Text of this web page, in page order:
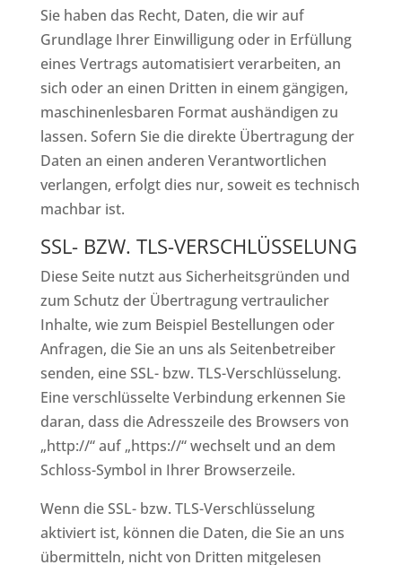
Sie haben das Recht, Daten, die wir auf
Grundlage Ihrer Einwilligung oder in Erfüllung
eines Vertrags automatisiert verarbeiten, an
sich oder an einen Dritten in einem gängigen,
maschinenlesbaren Format aushändigen zu
lassen. Sofern Sie die direkte Übertragung der
Daten an einen anderen Verantwortlichen
verlangen, erfolgt dies nur, soweit es technisch
machbar ist.
SSL- BZW. TLS-VERSCHLÜSSELUNG
Diese Seite nutzt aus Sicherheitsgründen und
zum Schutz der Übertragung vertraulicher
Inhalte, wie zum Beispiel Bestellungen oder
Anfragen, die Sie an uns als Seitenbetreiber
senden, eine SSL- bzw. TLS-Verschlüsselung.
Eine verschlüsselte Verbindung erkennen Sie
daran, dass die Adresszeile des Browsers von
„http://“ auf „https://“ wechselt und an dem
Schloss-Symbol in Ihrer Browserzeile.
Wenn die SSL- bzw. TLS-Verschlüsselung
aktiviert ist, können die Daten, die Sie an uns
übermitteln, nicht von Dritten mitgelesen